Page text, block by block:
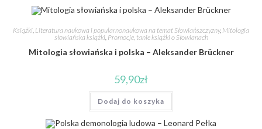
Książki, Literatura naukowa i popularnonaukowa na temat Słowiańszczyzny, Mitologia
słowiańska książki, Promocje, tanie książki o Słowianach
Mitologia słowiańska i polska – Aleksander Brückner
59,90zł
Dodaj do koszyka